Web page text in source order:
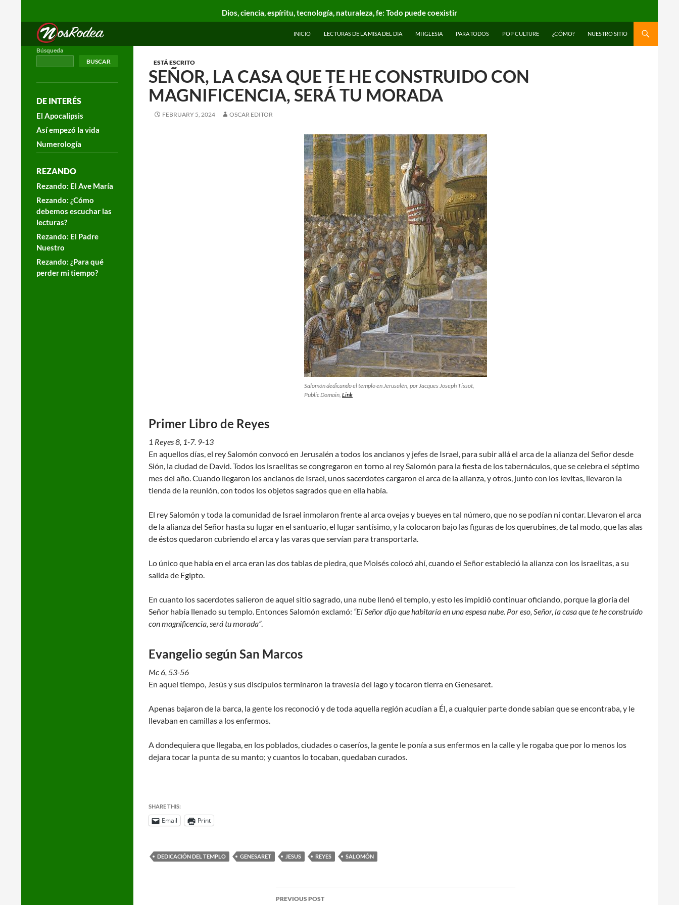
Dios, ciencia, espíritu, tecnología, naturaleza, fe: Todo puede coexistir
Nos Rodea
Search
INICIO LECTURAS DE LA MISA DEL DIA MI IGLESIA PARA TODOS POP CULTURE ¿CÓMO? NUESTRO SITIO
ESTÁ ESCRITO
SEÑOR, LA CASA QUE TE HE CONSTRUIDO CON
MAGNIFICENCIA, SERÁ TU MORADA
FEBRUARY 5, 2024 OSCAR EDITOR
Salomón dedicando el templo en Jerusalén, por Jacques Joseph Tissot,
Public Domain, Link
Primer Libro de Reyes
1 Reyes 8, 1-7. 9-13
En aquellos días, el rey Salomón convocó en Jerusalén a todos los ancianos y jefes de Israel, para subir allá el arca de la alianza del Señor desde
Sión, la ciudad de David. Todos los israelitas se congregaron en torno al rey Salomón para la fiesta de los tabernáculos, que se celebra el séptimo
mes del año. Cuando llegaron los ancianos de Israel, unos sacerdotes cargaron el arca de la alianza, y otros, junto con los levitas, llevaron la
tienda de la reunión, con todos los objetos sagrados que en ella había.
El rey Salomón y toda la comunidad de Israel inmolaron frente al arca ovejas y bueyes en tal número, que no se podían ni contar. Llevaron el arca
de la alianza del Señor hasta su lugar en el santuario, el lugar santísimo, y la colocaron bajo las figuras de los querubines, de tal modo, que las alas
de éstos quedaron cubriendo el arca y las varas que servían para transportarla.
Lo único que había en el arca eran las dos tablas de piedra, que Moisés colocó ahí, cuando el Señor estableció la alianza con los israelitas, a su
salida de Egipto.
En cuanto los sacerdotes salieron de aquel sitio sagrado, una nube llenó el templo, y esto les impidió continuar oficiando, porque la gloria del
Señor había llenado su templo. Entonces Salomón exclamó: “El Señor dijo que habitaría en una espesa nube. Por eso, Señor, la casa que te he construido
con magnificencia, será tu morada”.
Evangelio según San Marcos
Mc 6, 53-56
En aquel tiempo, Jesús y sus discípulos terminaron la travesía del lago y tocaron tierra en Genesaret.
Apenas bajaron de la barca, la gente los reconoció y de toda aquella región acudían a Él, a cualquier parte donde sabían que se encontraba, y le
llevaban en camillas a los enfermos.
A dondequiera que llegaba, en los poblados, ciudades o caseríos, la gente le ponía a sus enfermos en la calle y le rogaba que por lo menos los
dejara tocar la punta de su manto; y cuantos lo tocaban, quedaban curados.
SHARE THIS:
Email Print
DEDICACIÓN DEL TEMPLO GENESARET JESUS REYES SALOMÓN
PREVIOUS POST
Búsqueda
BUSCAR
DE INTERÉS
El Apocalipsis
Así empezó la vida
Numerología
REZANDO
Rezando: El Ave María
Rezando: ¿Cómo
debemos escuchar las
lecturas?
Rezando: El Padre
Nuestro
Rezando: ¿Para qué
perder mi tiempo?